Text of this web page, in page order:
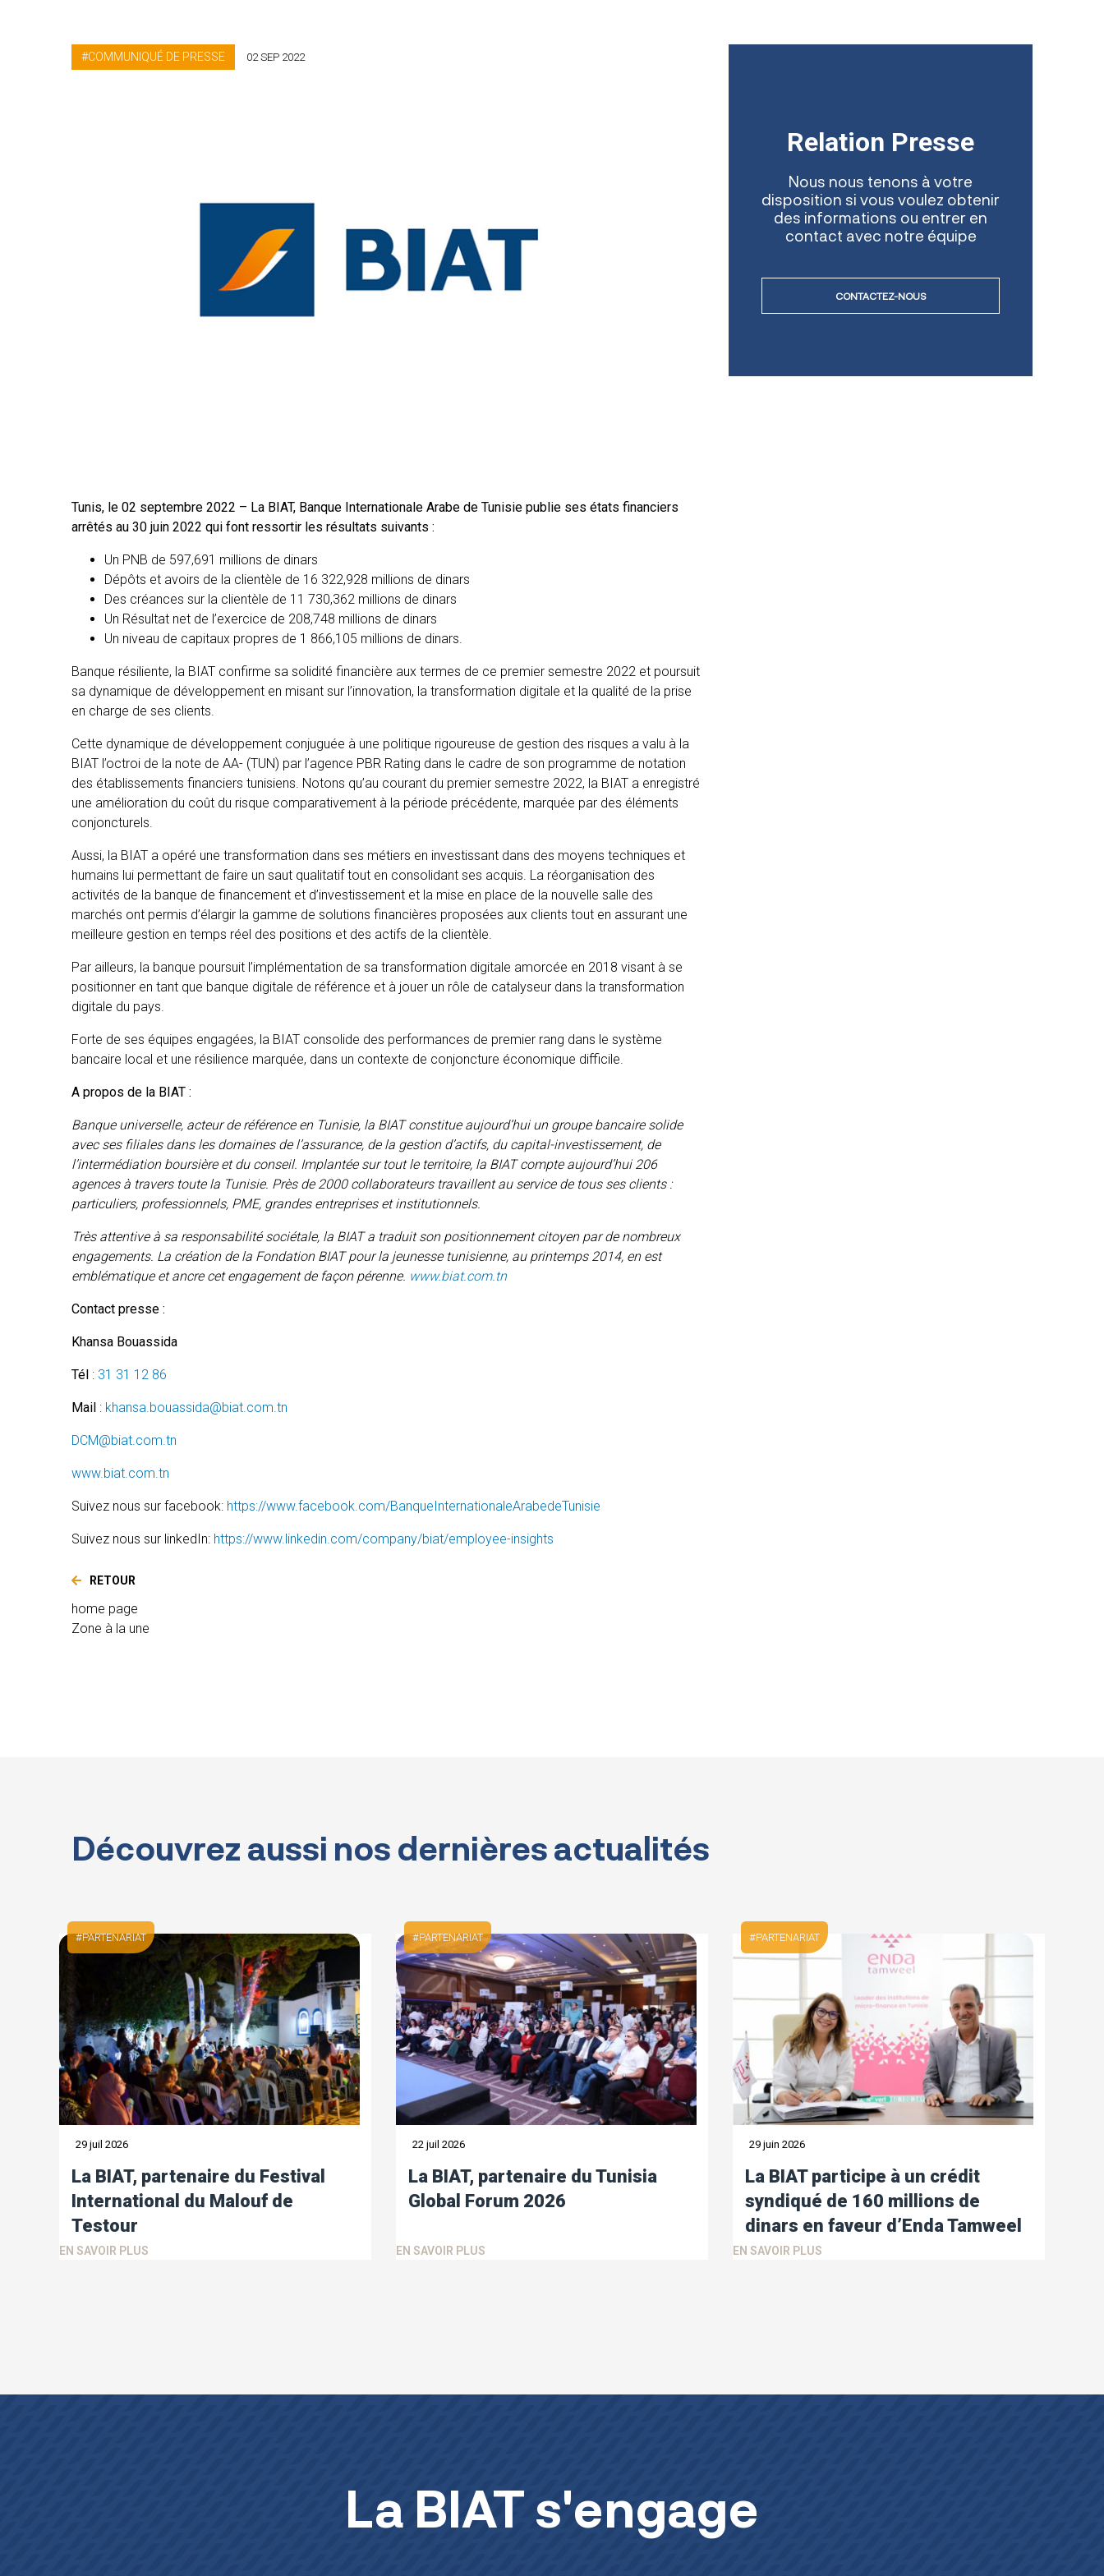
COMMUNIQUÉ DE PRESSE 02 SEP 2022
Tunis, le 02 septembre 2022 – La BIAT, Banque Internationale Arabe de Tunisie publie ses états financiers
arrêtés au 30 juin 2022 qui font ressortir les résultats suivants :
Un PNB de 597,691 millions de dinars
Dépôts et avoirs de la clientèle de 16 322,928 millions de dinars
Des créances sur la clientèle de 11 730,362 millions de dinars
Un Résultat net de l’exercice de 208,748 millions de dinars
Un niveau de capitaux propres de 1 866,105 millions de dinars.
Banque résiliente, la BIAT confirme sa solidité financière aux termes de ce premier semestre 2022 et poursuit
sa dynamique de développement en misant sur l’innovation, la transformation digitale et la qualité de la prise
en charge de ses clients.
Cette dynamique de développement conjuguée à une politique rigoureuse de gestion des risques a valu à la
BIAT l’octroi de la note de AA- (TUN) par l’agence PBR Rating dans le cadre de son programme de notation
des établissements financiers tunisiens. Notons qu’au courant du premier semestre 2022, la BIAT a enregistré
une amélioration du coût du risque comparativement à la période précédente, marquée par des éléments
conjoncturels.
Aussi, la BIAT a opéré une transformation dans ses métiers en investissant dans des moyens techniques et
humains lui permettant de faire un saut qualitatif tout en consolidant ses acquis. La réorganisation des
activités de la banque de financement et d’investissement et la mise en place de la nouvelle salle des
marchés ont permis d’élargir la gamme de solutions financières proposées aux clients tout en assurant une
meilleure gestion en temps réel des positions et des actifs de la clientèle.
Par ailleurs, la banque poursuit l’implémentation de sa transformation digitale amorcée en 2018 visant à se
positionner en tant que banque digitale de référence et à jouer un rôle de catalyseur dans la transformation
digitale du pays.
Forte de ses équipes engagées, la BIAT consolide des performances de premier rang dans le système
bancaire local et une résilience marquée, dans un contexte de conjoncture économique difficile.
A propos de la BIAT :
Banque universelle, acteur de référence en Tunisie, la BIAT constitue aujourd’hui un groupe bancaire solide
avec ses filiales dans les domaines de l’assurance, de la gestion d’actifs, du capital-investissement, de
l’intermédiation boursière et du conseil. Implantée sur tout le territoire, la BIAT compte aujourd’hui 206
agences à travers toute la Tunisie. Près de 2000 collaborateurs travaillent au service de tous ses clients :
particuliers, professionnels, PME, grandes entreprises et institutionnels.
Très attentive à sa responsabilité sociétale, la BIAT a traduit son positionnement citoyen par de nombreux
engagements. La création de la Fondation BIAT pour la jeunesse tunisienne, au printemps 2014, en est
emblématique et ancre cet engagement de façon pérenne. www.biat.com.tn
Contact presse :
Khansa Bouassida
Tél : 31 31 12 86
Mail : khansa.bouassida@biat.com.tn
DCM@biat.com.tn
www.biat.com.tn
Suivez nous sur facebook: https://www.facebook.com/BanqueInternationaleArabedeTunisie
Suivez nous sur linkedIn: https://www.linkedin.com/company/biat/employee-insights
RETOUR
home page
Zone à la une
Relation Presse
Nous nous tenons à votre
disposition si vous voulez obtenir
des informations ou entrer en
contact avec notre équipe
CONTACTEZ-NOUS
Découvrez aussi nos dernières actualités
PARTENARIAT
29 juil 2026
La BIAT, partenaire du Festival
International du Malouf de
Testour
EN SAVOIR PLUS
PARTENARIAT
22 juil 2026
La BIAT, partenaire du Tunisia
Global Forum 2026
EN SAVOIR PLUS
PARTENARIAT
29 juin 2026
La BIAT participe à un crédit
syndiqué de 160 millions de
dinars en faveur d’Enda Tamweel
EN SAVOIR PLUS
La BIAT s'engage